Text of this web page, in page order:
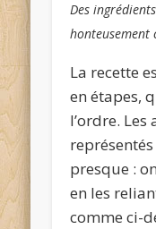
Des
honteusement
La recette
en étapes,
l’ordre.
presque :
en les
comme ci-